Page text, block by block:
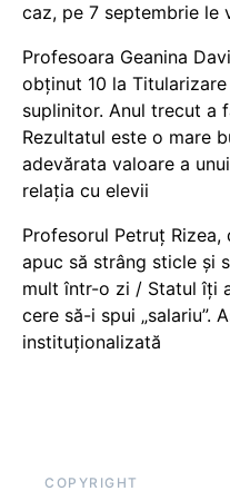
caz, pe 7 septembrie le
Profesoara Geanina
obținut 10 la
suplinitor. Anul trecut a
Rezultatul este o mare
adevărata valoare a
relația cu elevii
Profesorul Petruț
apuc să strâng sticle și
mult într-o zi / Statul îți
cere să-i spui „salariu”.
instituționalizată
COPYRIGHT